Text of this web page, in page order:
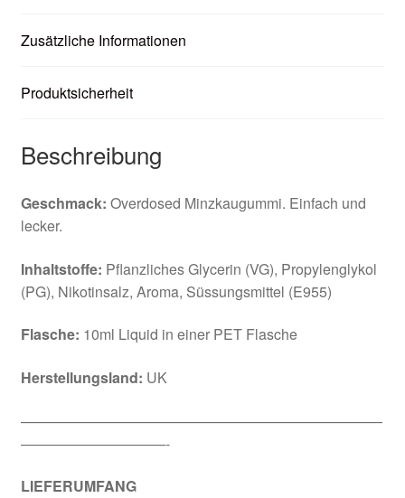
Zusätzliche Informationen
Produktsicherheit
Beschreibung
Geschmack: Overdosed Minzkaugummi. Einfach und
lecker.
Inhaltstoffe: Pflanzliches Glycerin (VG), Propylenglykol
(PG), Nikotinsalz, Aroma, Süssungsmittel (E955)
Flasche: 10ml Liquid in einer PET Flasche
Herstellungsland: UK
—————————————————————————
——————————-
LIEFERUMFANG